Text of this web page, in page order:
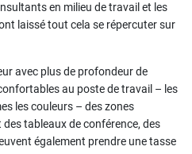
en milieu de travail et les
laissé tout cela se répercuter sur
avec plus de profondeur de
au poste de travail – les
les couleurs – des zones
tableaux de conférence, des
également prendre une tasse